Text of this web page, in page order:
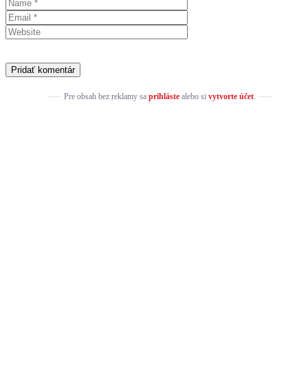
Pre obsah bez reklamy sa prihlástealebo si vytvorte účet.